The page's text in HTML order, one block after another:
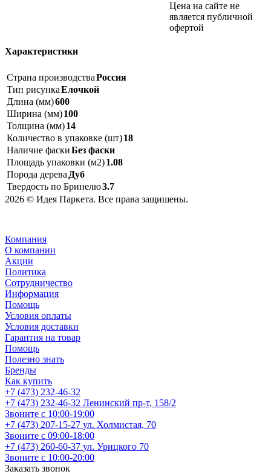
Цена на сайте не
является публичной
офертой
Характеристики
Страна производстваРоссия
Тип рисункаЕлочкой
Длина (мм)600
Ширина (мм)100
Толщина (мм)14
Количество в упаковке (шт)18
Наличие фаскиБез фаски
Площадь упаковки (м2)1.08
Порода дерева Дуб
Твердость по Бринелю3.7
2026 © Идея Паркета. Все права защишены.
Компания
О компании
Акции
Политика
Сотрудничество
Информация
Помощь
Условия оплаты
Условия доставки
Гарантия на товар
Помощь
Полезно знать
Бренды
Как купить
+7 (473) 232-46-32
+7 (473) 232-46-32 Ленинский пр-т, 158/2
Звоните с 10:00-19:00
+7 (473) 207-15-27 ул. Холмистая, 70
Звоните с 09:00-18:00
+7 (473) 260-60-37 ул. Урицкого 70
Звоните с 10:00-20:00
Заказать звонок